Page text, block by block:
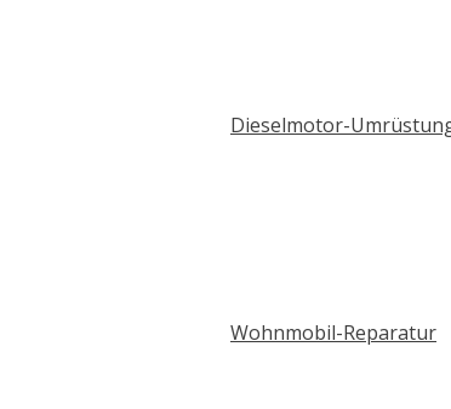
Dieselmotor-
Wohnmobil-Reparatur